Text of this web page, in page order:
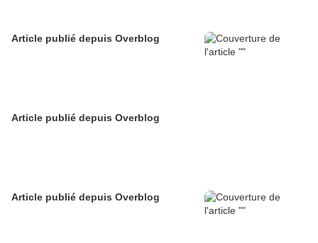
Article publié depuis Overblog
Article publié depuis Overblog
Article publié depuis Overblog